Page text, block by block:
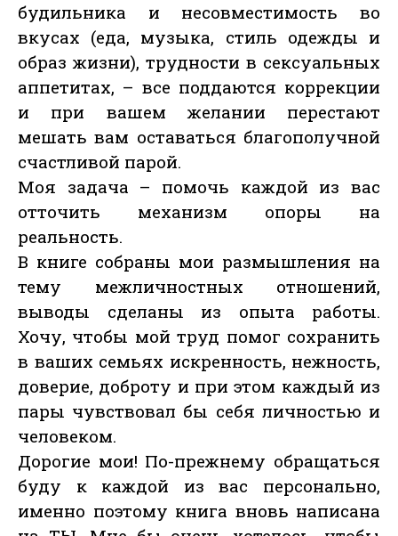
будильника и несовместимость во
вкусах (еда, музыка, стиль одежды и
образ жизни), трудности в сексуальных
аппетитах, – все поддаются коррекции
и при вашем желании перестают
мешать вам оставаться благополучной
счастливой парой.
Моя задача – помочь каждой из вас
отточить механизм опоры на
реальность.
В книге собраны мои размышления на
тему межличностных отношений,
выводы сделаны из опыта работы.
Хочу, чтобы мой труд помог сохранить
в ваших семьях искренность, нежность,
доверие, доброту и при этом каждый из
пары чувствовал бы себя личностью и
человеком.
Дорогие мои! По-прежнему обращаться
буду к каждой из вас персонально,
именно поэтому книга вновь написана